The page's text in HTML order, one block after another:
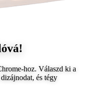
hoz. Válaszd ki a
és tégy